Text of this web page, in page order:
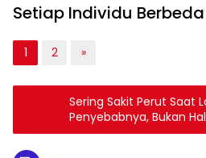
Setiap Individu Berbeda
1 2 »
Sering Sakit Perut Saat
Penyebabnya, Bukan